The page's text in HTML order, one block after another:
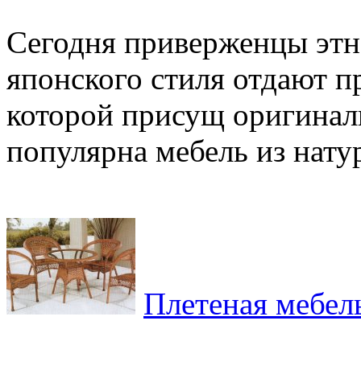
Сегодня приверженцы
японского стиля отдают
которой присущ
популярна мебель из
Плетеная